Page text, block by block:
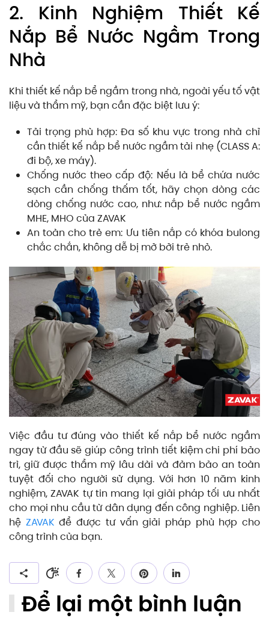
2. Kinh Nghiệm Thiết Kế
Nắp Bể Nước Ngầm Trong
Nhà
Khi thiết kế nắp bể ngầm trong nhà, ngoài yếu tố vật
liệu và thẩm mỹ, bạn cần đặc biệt lưu ý:
Tải trọng phù hợp: Đa số khu vực trong nhà chỉ
cần thiết kế nắp bể nước ngầm tải nhẹ (CLASS A:
đi bộ, xe máy).
Chống nước theo cấp độ: Nếu là bể chứa nước
sạch cần chống thấm tốt, hãy chọn dòng các
dòng chống nước cao, như: nắp bể nước ngầm
MHE, MHO của ZAVAK
An toàn cho trẻ em: Ưu tiên nắp có khóa bulong
chắc chắn, không dễ bị mở bởi trẻ nhỏ.
Việc đầu tư đúng vào thiết kế nắp bể nước ngầm
ngay từ đầu sẽ giúp công trình tiết kiệm chi phí bảo
trì, giữ được thẩm mỹ lâu dài và đảm bảo an toàn
tuyệt đối cho người sử dụng. Với hơn 10 năm kinh
nghiệm, ZAVAK tự tin mang lại giải pháp tối ưu nhất
cho mọi nhu cầu từ dân dụng đến công nghiệp. Liên
hệ ZAVAK để được tư vấn giải pháp phù hợp cho
công trình của bạn.
Để lại một bình luận